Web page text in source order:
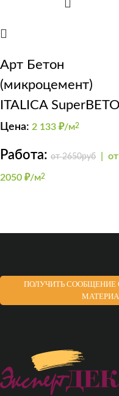
Арт Бетон
(микроцемент)
ITALICA
(мебель)
Цена: 2 133 ₽/м2
Работа: от 2650руб от
2050 ₽/м2
ПОЛУЧИТЬ СООБЩЕНИЕ